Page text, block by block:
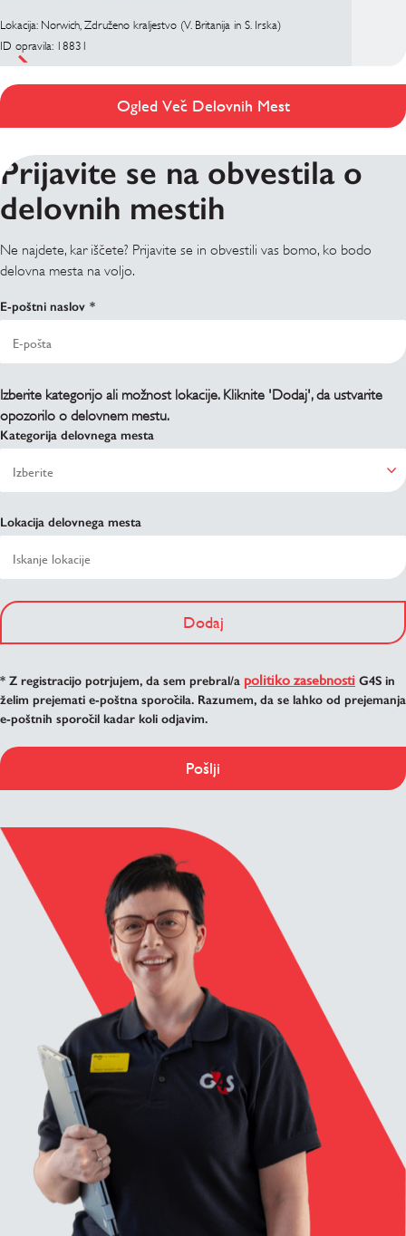
Lokacija: Norwich, Združeno kraljestvo (V. Britanija in S. Irska)
ID opravila: 18831
Ogled Več Delovnih Mest
Prijavite se na obvestila o
delovnih mestih
Ne najdete, kar iščete? Prijavite se in obvestili vas bomo, ko bodo
delovna mesta na voljo.
E-poštni naslov
Izberite kategorijo ali možnost lokacije. Kliknite 'Dodaj', da ustvarite
opozorilo o delovnem mestu.
Kategorija delovnega mesta
Lokacija delovnega mesta
Dodaj
* Z registracijo potrjujem, da sem prebral/a politiko zasebnosti G4S in
želim prejemati e-poštna sporočila. Razumem, da se lahko od prejemanja
e-poštnih sporočil kadar koli odjavim.
Pošlji